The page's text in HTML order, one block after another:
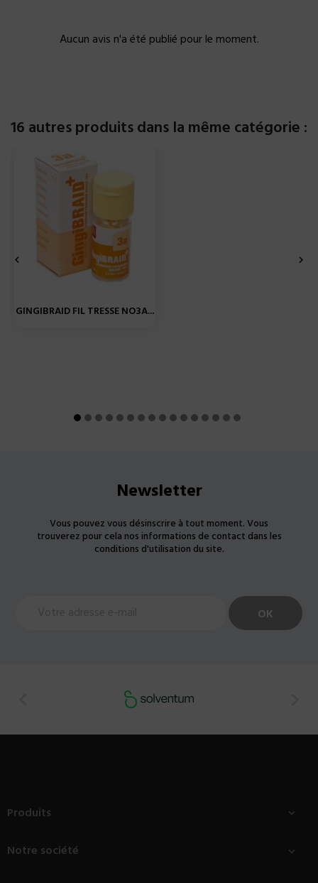
Aucun avis n'a été publié pour le moment.
16 autres produits dans la même catégorie :
GINGIBRAID FIL TRESSE NO3A...
 
Newsletter
Vous pouvez vous désinscrire à tout moment. Vous
trouverez pour cela nos informations de contact dans les
conditions d'utilisation du site.
Produits 
Notre société 